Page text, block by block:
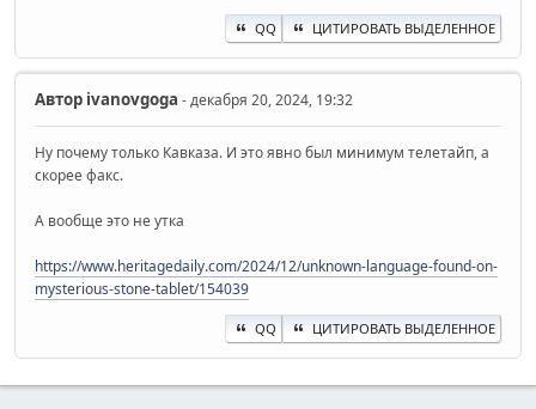
QQ ЦИТИРОВАТЬ ВЫДЕЛЕННОЕ
Автор ivanovgoga - декабря 20, 2024, 19:32
Ну почему только Кавказа. И это явно был минимум телетайп, а
скорее факс.
А вообще это не утка
https://www.heritagedaily.com/2024/12/unknown-language-found-on-
mysterious-stone-tablet/154039
QQ ЦИТИРОВАТЬ ВЫДЕЛЕННОЕ